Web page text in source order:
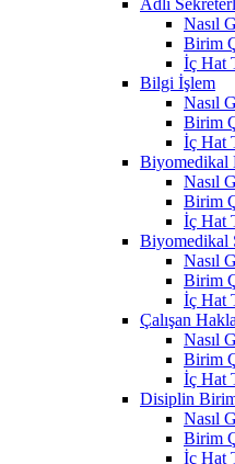
Nasıl
Birim
İç Hat
Bilgi İşlem
Nasıl
Birim
İç Hat
Biyomedikal
Nasıl
Birim
İç Hat
Biyomedikal
Nasıl
Birim
İç Hat
Çalışan
Nasıl
Birim
İç Hat
Disiplin
Nasıl
Birim
İç Hat